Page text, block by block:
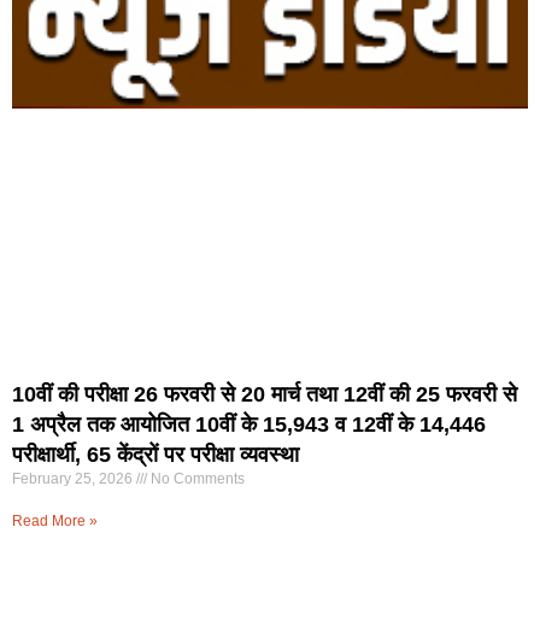
10वीं की परीक्षा 26 फरवरी से 20 मार्च तथा 12वीं की 25 फरवरी से
1 अप्रैल तक आयोजित 10वीं के 15,943 व 12वीं के 14,446
परीक्षार्थी, 65 केंद्रों पर परीक्षा व्यवस्था
February 25, 2026 No Comments
Read More »